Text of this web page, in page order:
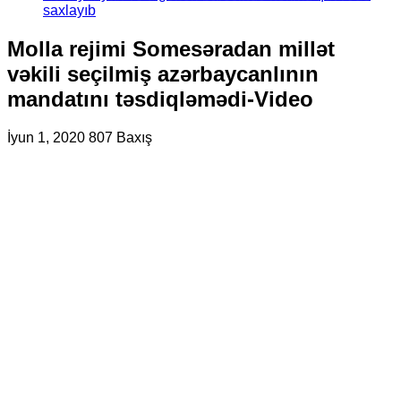
saxlayıb
Molla rejimi Somesəradan millət
vəkili seçilmiş azərbaycanlının
mandatını təsdiqləmədi-Video
İyun 1, 2020 807 Baxış